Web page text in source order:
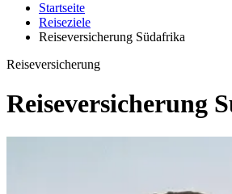
Startseite
Reiseziele
Reiseversicherung Südafrika
Reiseversicherung
Reiseversicherung